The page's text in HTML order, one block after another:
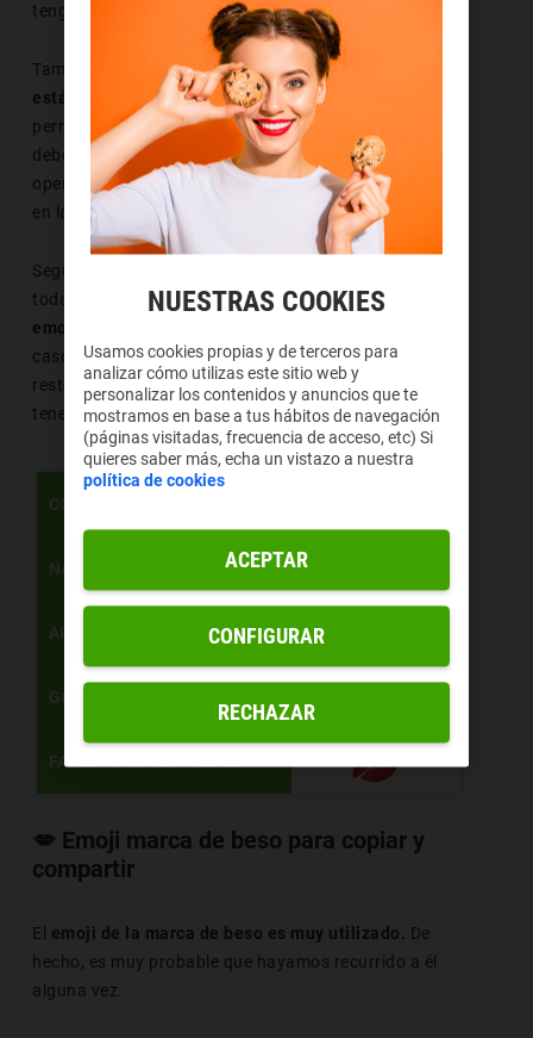
tengamos también ejerce su influencia.
También es importante el hecho de que este símbolo
está codificado en Unicodey ese aspecto es el que le
permite ser reconocido por los ordenadores. Tampoco
debemos olvidar que el navegador y el sistema
operativo que tengamos tienen que ver con la forma
en la que vemos a este emoticono.
Seguidamente, tienes una tabla en la que aparecen
todas las formas bajo las que podemos reconocer al
emoji de la marca del beso.
caso de que queramos tener información sobre el
resto de emoticonos y en laweb oficial de Unicode
tenemos acceso a esta información.
CÓDIGO
NAVEGADOR
APPLE
GOOGLE /ANDROID
FACEBOOK / INSTAGRAM
💋 Emoji marca de beso para copiar y
compartir
El emoji de la marca de beso es muy utilizado. De
hecho, es muy probable que hayamos recurrido a él
alguna vez.
NUESTRAS COOKIES
Usamos cookies propias y de terceros para
analizar cómo utilizas este sitio web y
personalizar los contenidos y anuncios que te
mostramos en base a tus hábitos de navegación
(páginas visitadas, frecuencia de acceso, etc) Si
quieres saber más, echa un vistazo a nuestra
política de cookies
RECHAZAR
ACEPTAR
CONFIGURAR